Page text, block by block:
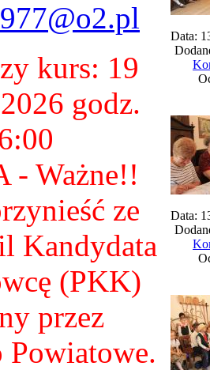
kurs: 19
godz.
- Ważne!!
ze
Kandydata
(PKK)
przez
Powiatowe.
Data:
Data: